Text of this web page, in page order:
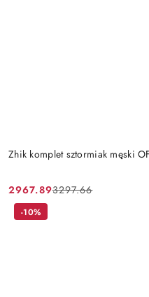
Zhik komplet sztormiak męski
Cena
promocyjna:
2967.89
Cena
przed
3297.66
-10%